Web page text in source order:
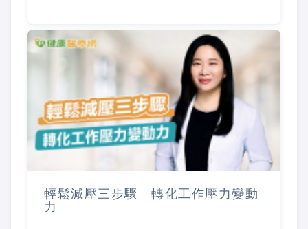
輕鬆減壓三步驟 轉化工作壓力變動
力